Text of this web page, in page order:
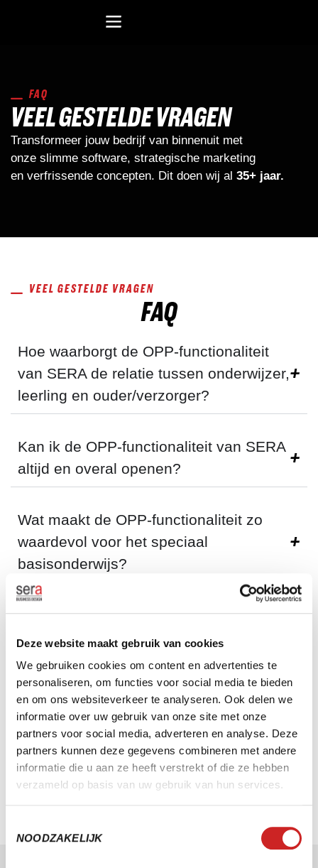
Deze website maakt gebruik van cookies
We gebruiken cookies om content en advertenties te
personaliseren, om functies voor social media te bieden
en om ons websiteverkeer te analyseren. Ook delen we
informatie over uw gebruik van onze site met onze
partners voor social media, adverteren en analyse. Deze
partners kunnen deze gegevens combineren met andere
informatie die u aan ze heeft verstrekt of die ze hebben
verzameld op basis van uw gebruik van hun services.
NOODZAKELIJK
FAQ
VEEL GESTELDE VRAGEN
Transformeer jouw bedrijf van binnenuit met
onze slimme software, strategische marketing
en verfrissende concepten. Dit doen wij al 35+ jaar.
VEEL GESTELDE VRAGEN
FAQ
Hoe waarborgt de OPP-functionaliteit
van SERA de relatie tussen onderwijzer,
leerling en ouder/verzorger?
Kan ik de OPP-functionaliteit van SERA
altijd en overal openen?
Wat maakt de OPP-functionaliteit zo
waardevol voor het speciaal
basisonderwijs?
Kun je in de OPP-functionaliteit van
SERA als onderwijzer communiceren
met ouders/verzorgers?
Hoe ondersteunt de OPP-functionaliteit
leerlingen met extra
ondersteuningsbehoeften in het regulier
basisonderwijs?